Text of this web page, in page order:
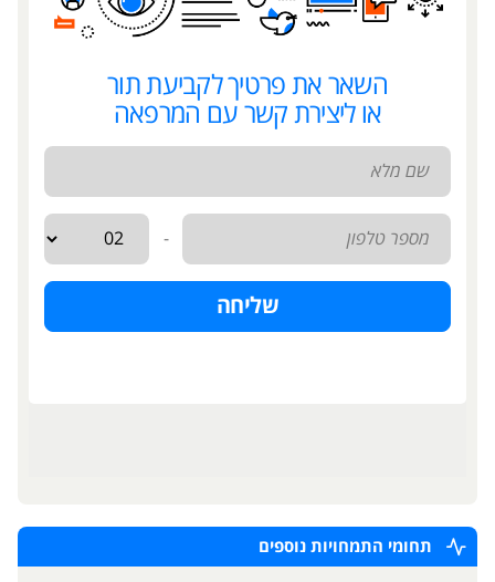
תחומי התמחויות נוספים